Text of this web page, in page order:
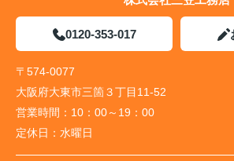
0120-353-017
〒574-0077
大阪府大東市三箇３丁目11-52
営業時間： 10：00～19：00
定休日： 水曜日